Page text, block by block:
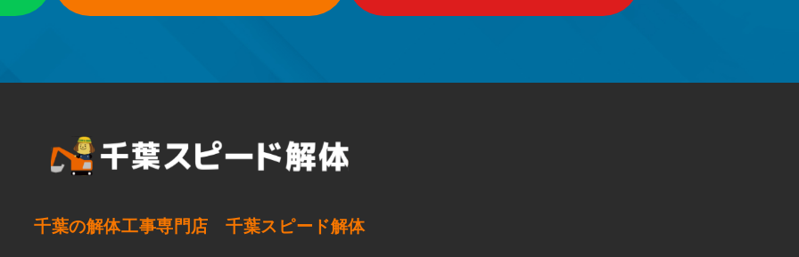
千葉の解体工事専門店千葉スピード解体